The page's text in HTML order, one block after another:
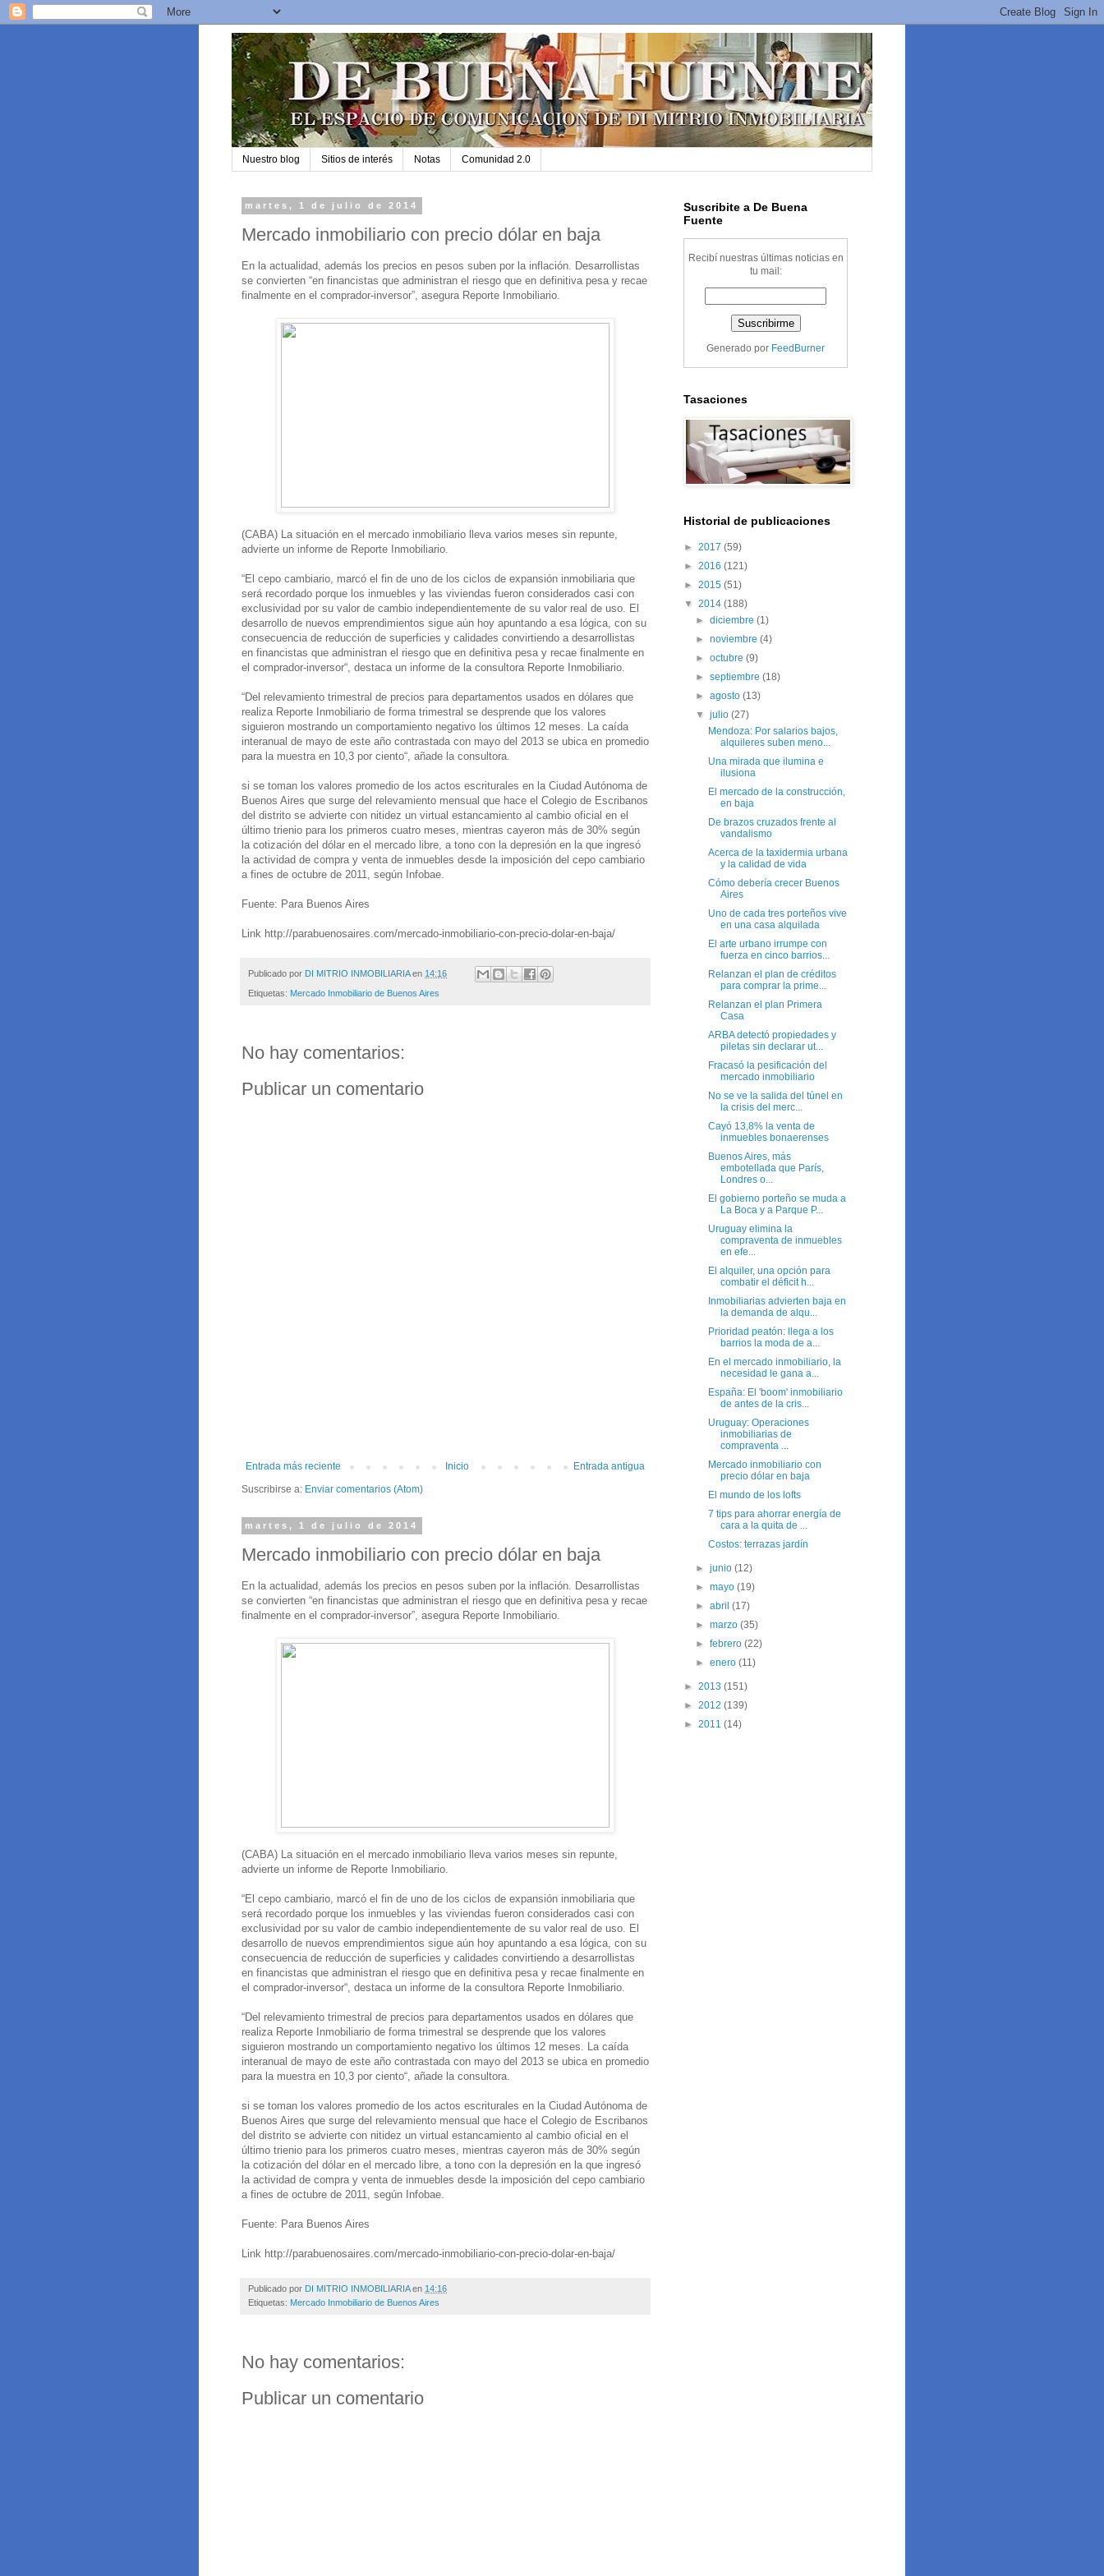
Nuestro blog Sitios de interés Notas Comunidad 2.0
martes, 1 de julio de 2014
Mercado inmobiliario con precio dólar en baja
En la actualidad, además los precios en pesos suben por la inflación. Desarrollistas
se convierten “en financistas que administran el riesgo que en definitiva pesa y recae
finalmente en el comprador-inversor”, asegura Reporte Inmobiliario.
(CABA) La situación en el mercado inmobiliario lleva varios meses sin repunte,
advierte un informe de Reporte Inmobiliario.
“El cepo cambiario, marcó el fin de uno de los ciclos de expansión inmobiliaria que
será recordado porque los inmuebles y las viviendas fueron considerados casi con
exclusividad por su valor de cambio independientemente de su valor real de uso. El
desarrollo de nuevos emprendimientos sigue aún hoy apuntando a esa lógica, con su
consecuencia de reducción de superficies y calidades convirtiendo a desarrollistas
en financistas que administran el riesgo que en definitiva pesa y recae finalmente en
el comprador-inversor“, destaca un informe de la consultora Reporte Inmobiliario.
“Del relevamiento trimestral de precios para departamentos usados en dólares que
realiza Reporte Inmobiliario de forma trimestral se desprende que los valores
siguieron mostrando un comportamiento negativo los últimos 12 meses. La caída
interanual de mayo de este año contrastada con mayo del 2013 se ubica en promedio
para la muestra en 10,3 por ciento“, añade la consultora.
si se toman los valores promedio de los actos escriturales en la Ciudad Autónoma de
Buenos Aires que surge del relevamiento mensual que hace el Colegio de Escribanos
del distrito se advierte con nitidez un virtual estancamiento al cambio oficial en el
último trienio para los primeros cuatro meses, mientras cayeron más de 30% según
la cotización del dólar en el mercado libre, a tono con la depresión en la que ingresó
la actividad de compra y venta de inmuebles desde la imposición del cepo cambiario
a fines de octubre de 2011, según Infobae.
Fuente: Para Buenos Aires
Link http://parabuenosaires.com/mercado-inmobiliario-con-precio-dolar-en-baja/
Publicado por DI MITRIO INMOBILIARIA en 14:16
Etiquetas: Mercado Inmobiliario de Buenos Aires
No hay comentarios:
Publicar un comentario
Entrada más reciente Entrada antigua
Inicio
Suscribirse a: Enviar comentarios (Atom)
martes, 1 de julio de 2014
Mercado inmobiliario con precio dólar en baja
En la actualidad, además los precios en pesos suben por la inflación. Desarrollistas
se convierten “en financistas que administran el riesgo que en definitiva pesa y recae
finalmente en el comprador-inversor”, asegura Reporte Inmobiliario.
(CABA) La situación en el mercado inmobiliario lleva varios meses sin repunte,
advierte un informe de Reporte Inmobiliario.
“El cepo cambiario, marcó el fin de uno de los ciclos de expansión inmobiliaria que
será recordado porque los inmuebles y las viviendas fueron considerados casi con
exclusividad por su valor de cambio independientemente de su valor real de uso. El
desarrollo de nuevos emprendimientos sigue aún hoy apuntando a esa lógica, con su
consecuencia de reducción de superficies y calidades convirtiendo a desarrollistas
en financistas que administran el riesgo que en definitiva pesa y recae finalmente en
el comprador-inversor“, destaca un informe de la consultora Reporte Inmobiliario.
“Del relevamiento trimestral de precios para departamentos usados en dólares que
realiza Reporte Inmobiliario de forma trimestral se desprende que los valores
siguieron mostrando un comportamiento negativo los últimos 12 meses. La caída
interanual de mayo de este año contrastada con mayo del 2013 se ubica en promedio
para la muestra en 10,3 por ciento“, añade la consultora.
si se toman los valores promedio de los actos escriturales en la Ciudad Autónoma de
Buenos Aires que surge del relevamiento mensual que hace el Colegio de Escribanos
del distrito se advierte con nitidez un virtual estancamiento al cambio oficial en el
último trienio para los primeros cuatro meses, mientras cayeron más de 30% según
la cotización del dólar en el mercado libre, a tono con la depresión en la que ingresó
la actividad de compra y venta de inmuebles desde la imposición del cepo cambiario
a fines de octubre de 2011, según Infobae.
Fuente: Para Buenos Aires
Link http://parabuenosaires.com/mercado-inmobiliario-con-precio-dolar-en-baja/
Publicado por DI MITRIO INMOBILIARIA en 14:16
Etiquetas: Mercado Inmobiliario de Buenos Aires
No hay comentarios:
Publicar un comentario
Suscribite a De Buena
Fuente
Recibí nuestras últimas noticias en
tu mail:
Generado por FeedBurner
Tasaciones
Historial de publicaciones
► 2017 (59)
► 2016 (121)
► 2015 (51)
▼ 2014 (188)
►diciembre(1)
►noviembre(4)
►octubre(9)
►septiembre(18)
►agosto(13)
▼julio(27)
Mendoza: Por salarios bajos,
alquileres suben meno...
Una mirada que ilumina e
ilusiona
El mercado de la construcción,
en baja
De brazos cruzados frente al
vandalismo
Acerca de la taxidermia urbana
y la calidad de vida
Cómo debería crecer Buenos
Aires
Uno de cada tres porteños vive
en una casa alquilada
El arte urbano irrumpe con
fuerza en cinco barrios...
Relanzan el plan de créditos
para comprar la prime...
Relanzan el plan Primera
Casa
ARBA detectó propiedades y
piletas sin declarar ut...
Fracasó la pesificación del
mercado inmobiliario
No se ve la salida del túnel en
la crisis del merc...
Cayó 13,8% la venta de
inmuebles bonaerenses
Buenos Aires, más
embotellada que París,
Londres o...
El gobierno porteño se muda a
La Boca y a Parque P...
Uruguay elimina la
compraventa de inmuebles
en efe...
El alquiler, una opción para
combatir el déficit h...
Inmobiliarias advierten baja en
la demanda de alqu...
Prioridad peatón: llega a los
barrios la moda de a...
En el mercado inmobiliario, la
necesidad le gana a...
España: El 'boom' inmobiliario
de antes de la cris...
Uruguay: Operaciones
inmobiliarias de
compraventa ...
Mercado inmobiliario con
precio dólar en baja
El mundo de los lofts
7 tips para ahorrar energía de
cara a la quita de ...
Costos: terrazas jardín
►junio(12)
►mayo(19)
►abril(17)
►marzo(35)
►febrero(22)
►enero(11)
► 2013 (151)
► 2012 (139)
► 2011 (14)